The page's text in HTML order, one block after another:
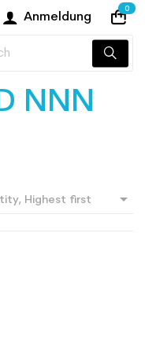
Anmeldung
0
NNN
Highest first 